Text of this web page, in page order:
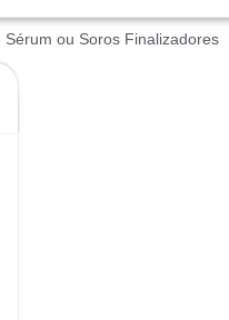
Sérum ou Soros Finalizadores